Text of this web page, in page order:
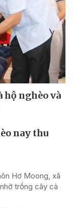
hộ nghèo và
nay thu
Hơ Moong, xã
trồng cây cà